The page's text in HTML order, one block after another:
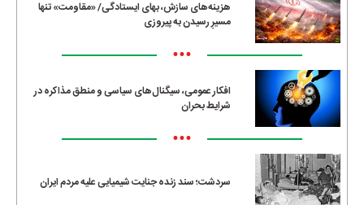
هزینه‌های سازش، بهای ایستادگی/ «مقاومت» تنها
مسیرِ رسیدن به پیروزی
•••
افکار عمومی، سیگنال‌های سیاسی و منطق مذاکره در
شرایط بحران
•••
سردشت؛ سند زنده جنایت شیمیایی علیه مردم ایران